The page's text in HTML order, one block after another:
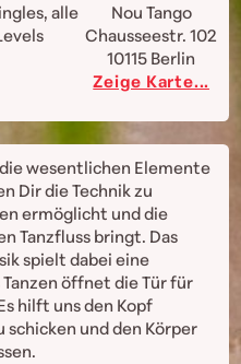
alle
Nou Tango
Chausseestr. 102
10115 Berlin
Zeige Karte...
wesentlichen Elemente
Dir die Technik zu
ermöglicht und die
Tanzfluss bringt. Das
spielt dabei eine
öffnet die Tür für
hilft uns den Kopf
schicken und den Körper